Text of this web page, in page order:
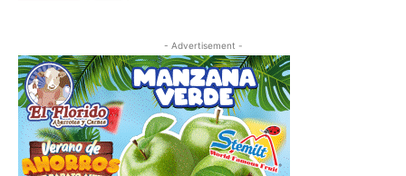
- Advertisement -